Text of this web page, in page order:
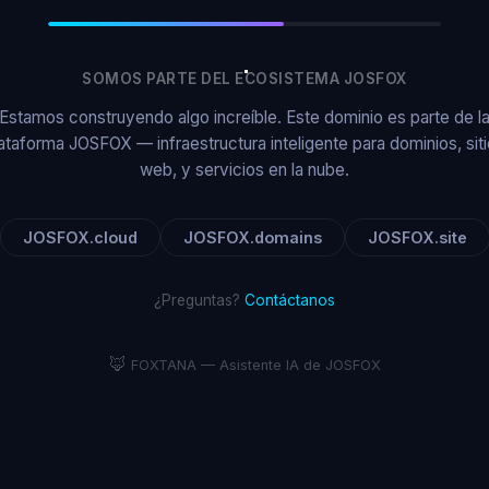
SOMOS PARTE DEL ECOSISTEMA JOSFOX
Estamos construyendo algo increíble. Este dominio es parte de la
JOSFOX — infraestructura inteligente para dominios,
web, y servicios en la nube.
JOSFOX.cloud JOSFOX.domains JOSFOX.site
¿Preguntas? Contáctanos
🦊 FOXTANA — Asistente IA de JOSFOX